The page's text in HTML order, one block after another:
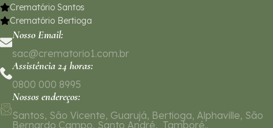
Crematório Santos
Crematório Bertioga
Nosso Email:
sac@crematorio1.com.br
Assistência 24 horas:
0800 000 8995
Nossos endereços:
Santos, São Vicente, Guarujá, Bertioga, Alphaville, São
Bernardo Campo, Santo André, Tamboré..